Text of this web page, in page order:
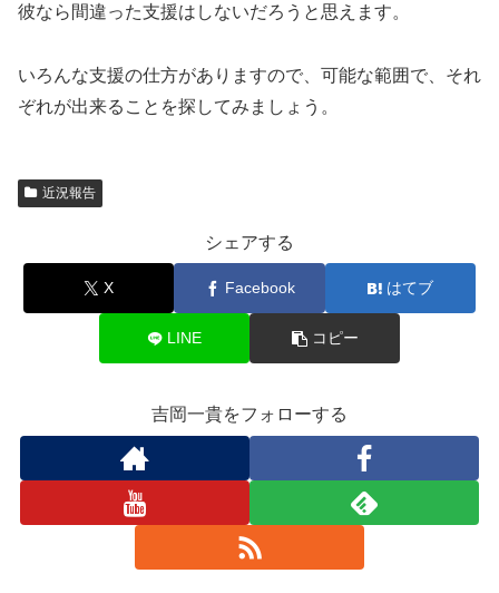
彼なら間違った支援はしないだろうと思えます。
いろんな支援の仕方がありますので、可能な範囲で、それ
ぞれが出来ることを探してみましょう。
近況報告
シェアする
X Facebook はてブ
LINE コピー
吉岡一貴をフォローする